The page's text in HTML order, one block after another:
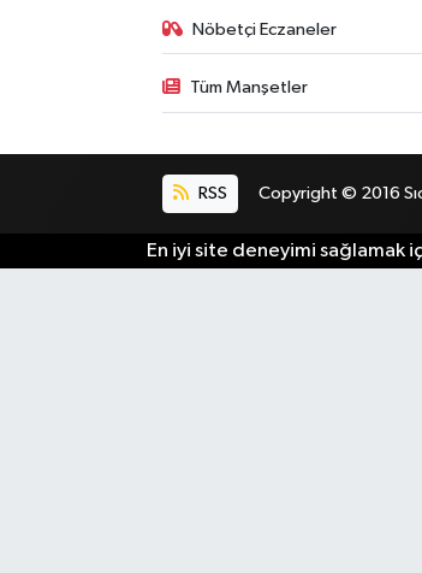
Nöbetçi Eczaneler
Tüm Manşetler
RSS Copyright © 2016
En iyi site deneyimi sağlamak